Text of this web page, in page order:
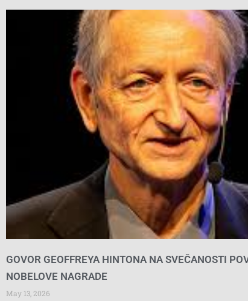
GOVOR GEOFFREYA HINTONA NA SVEČANOSTI
NOBELOVE NAGRADE
May 13, 2026